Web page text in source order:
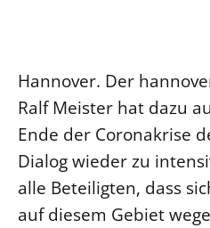
Hannover. Der
Ralf Meister hat dazu
Ende der Coronakrise
Dialog wieder zu
alle Beteiligten, dass
auf diesem Gebiet
LANDESKIRCHENAMT
Willkommen
Kollegium
Abteilungen des
Rechnungsprüfungsamt
Glaubensbekenntnis
Positionen
Ökumene
Religionen
KLIMASCHUTZ
Nachhaltigkeit
Erneuerbare Energien
Mobilität
Naturschutz
Gebäude
Kontakt
Barrierefreiheit
Presse
Freie Stellen
Service für Gemeinden
Suche